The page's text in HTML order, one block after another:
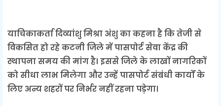
याचिकाकर्ता दिव्यांशु मिश्रा अंशु का कहना है कि तेजी से
विकसित हो रहे कटनी जिले में पासपोर्ट सेवा केंद्र की
स्थापना समय की मांग है। इससे जिले के लाखों नागरिकों
को सीधा लाभ मिलेगा और उन्हें पासपोर्ट संबंधी कार्यों के
लिए अन्य शहरों पर निर्भर नहीं रहना पड़ेगा।